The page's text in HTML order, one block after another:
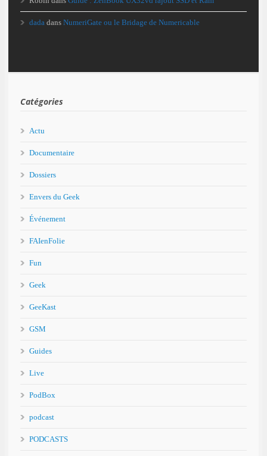
dada dans NumeriGate ou le Bridage de Numericable
Catégories
Actu
Documentaire
Dossiers
Envers du Geek
Événement
FAIenFolie
Fun
Geek
GeeKast
GSM
Guides
Live
PodBox
podcast
PODCASTS